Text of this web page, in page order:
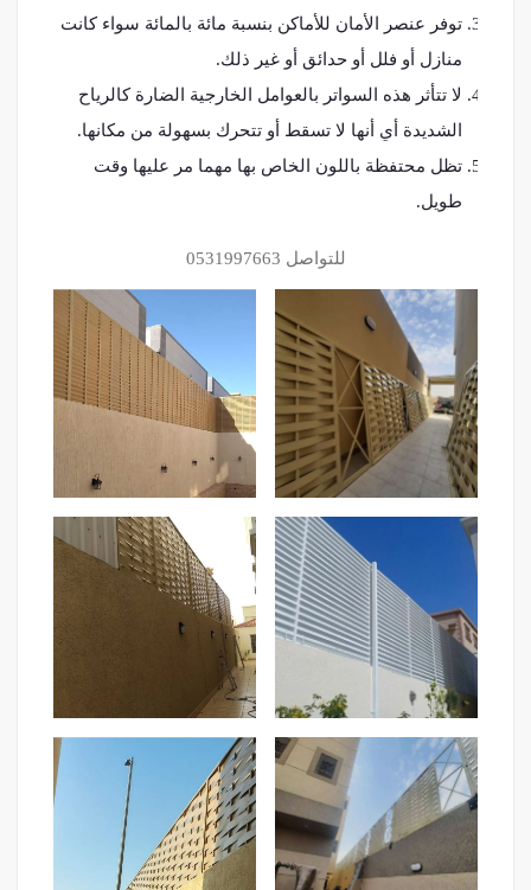
توفر عنصر الأمان للأماكن بنسبة مائة بالمائة سواء كانت
منازل أو فلل أو حدائق أو غير ذلك.
لا تتأثر هذه السواتر بالعوامل الخارجية الضارة كالرياح
الشديدة أي أنها لا تسقط أو تتحرك بسهولة من مكانها.
تظل محتفظة باللون الخاص بها مهما مر عليها وقت
طويل.
للتواصل 0531997663